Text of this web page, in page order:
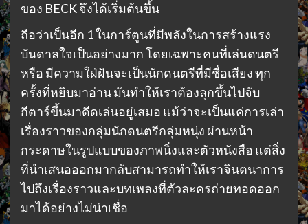
ของ BECK จึงได้เริ่มต้นขึ้น
ถือว่าเป็นอีก 1 ในการ์ตูนที่มีพลังในการสร้างแรง
บันดาลใจเป็นอย่างมาก โดยเฉพาะคนที่เล่นดนตรี
หรือ มีความใฝ่ฝันจะเป็นนักดนตรีที่มีชื่อเสียง ทุก
ครั้งที่หยิบมาอ่าน มันทำให้เราต้องลุกขึ้นไปจับ
กีตาร์ขึ้นมาดีดเล่นอยู่เสมอ แม้ว่าจะเป็นแค่การเล่า
เรื่องราวของกลุ่มนักดนตรีกลุ่มหนุ่ง ผ่านหน้า
กระดาษในรูปแบบของภาพนิ่งและตัวหนังสือ แต่สิ่ง
ที่นำเสนอออกมากลับสามารถทำให้เราจินตนาการ
ไปถึงเรื่องราวและบทเพลงที่ตัวละครถ่ายทอดออก
มาได้อย่างไม่น่าเชื่อ